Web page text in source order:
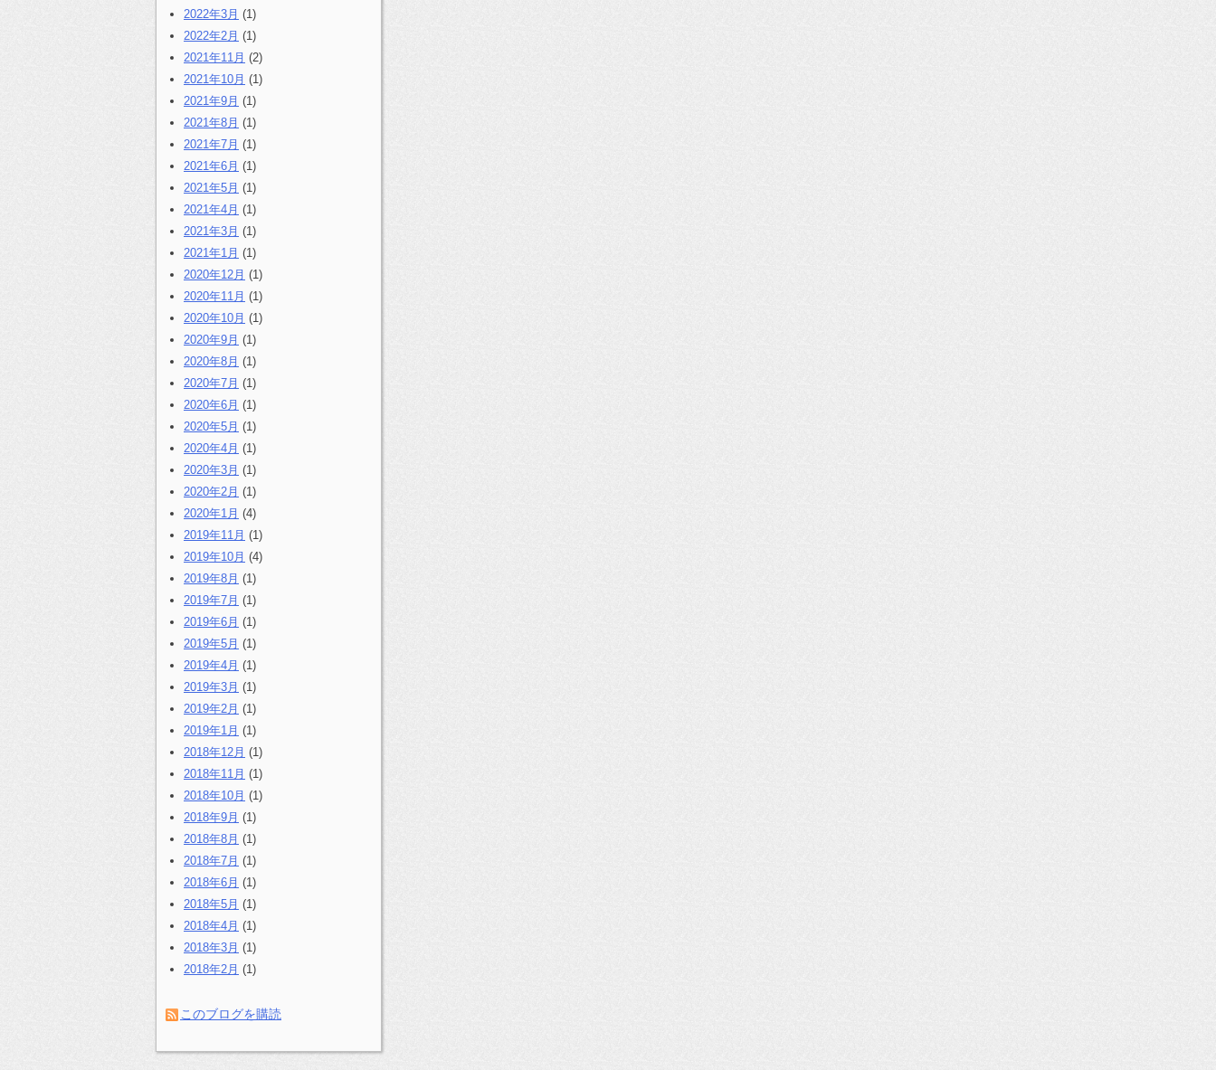
2022年3月 (1)
2022年2月 (1)
2021年11月 (2)
2021年10月 (1)
2021年9月 (1)
2021年8月 (1)
2021年7月 (1)
2021年6月 (1)
2021年5月 (1)
2021年4月 (1)
2021年3月 (1)
2021年1月 (1)
2020年12月 (1)
2020年11月 (1)
2020年10月 (1)
2020年9月 (1)
2020年8月 (1)
2020年7月 (1)
2020年6月 (1)
2020年5月 (1)
2020年4月 (1)
2020年3月 (1)
2020年2月 (1)
2020年1月 (4)
2019年11月 (1)
2019年10月 (4)
2019年8月 (1)
2019年7月 (1)
2019年6月 (1)
2019年5月 (1)
2019年4月 (1)
2019年3月 (1)
2019年2月 (1)
2019年1月 (1)
2018年12月 (1)
2018年11月 (1)
2018年10月 (1)
2018年9月 (1)
2018年8月 (1)
2018年7月 (1)
2018年6月 (1)
2018年5月 (1)
2018年4月 (1)
2018年3月 (1)
2018年2月 (1)
このブログを購読